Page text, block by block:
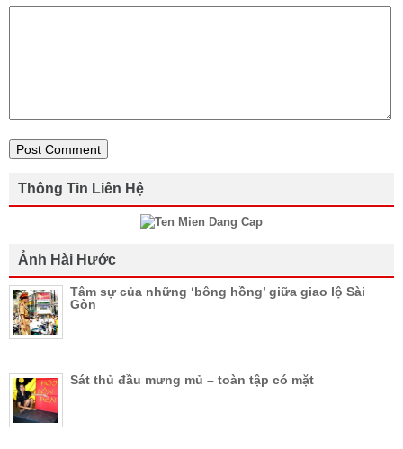
Thông Tin Liên Hệ
Ảnh Hài Hước
Tâm sự của những ‘bông hồng’ giữa giao lộ Sài
Gòn
Sát thủ đầu mưng mủ – toàn tập có mặt